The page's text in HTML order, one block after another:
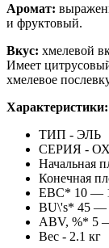
Аромат:
и фруктовый.
Вкус: xмелевой
Имеет
хмелевое
Характеристики:
ТИП - ЭЛЬ
СЕРИЯ -
Начальная
Конечная
EBC* 10 —
BU\'s* 45 —
ABV, %* 5
Вес - 2.1 кг